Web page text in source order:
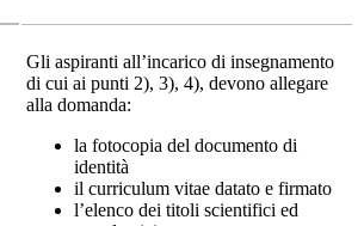
Gli aspiranti all’incarico di insegnamento
di cui ai punti 2), 3), 4), devono allegare
alla domanda:
la fotocopia del documento di
identità
il curriculum vitae datato e firmato
l’elenco dei titoli scientifici ed